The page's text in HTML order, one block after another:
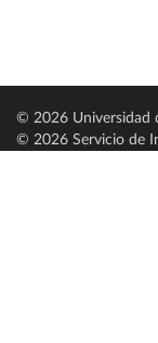
© 2026 Universidad
© 2026 Servicio de